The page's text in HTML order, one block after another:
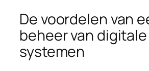
De voordelen van
beheer van digitale
systemen